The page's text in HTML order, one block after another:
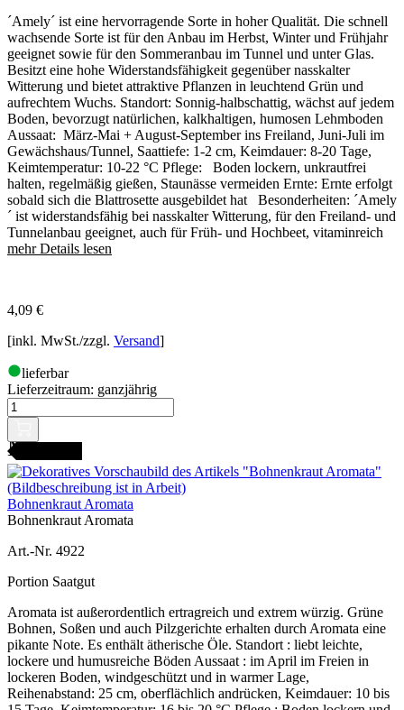
´Amely´ ist eine hervorragende Sorte in hoher Qualität. Die schnell
wachsende Sorte ist für den Anbau im Herbst, Winter und Frühjahr
geeignet sowie für den Sommeranbau im Tunnel und unter Glas.
Besitzt eine hohe Widerstandsfähigkeit gegenüber nasskalter
Witterung und bietet attraktive Pflanzen in leuchtend Grün und
aufrechtem Wuchs. Standort: Sonnig-halbschattig, wächst auf jedem
Boden, bevorzugt natürlichen, kalkhaltigen, humosen Lehmboden
Aussaat: März-Mai + August-September ins Freiland, Juni-Juli im
Gewächshaus/Tunnel, Saattiefe: 1-2 cm, Keimdauer: 8-20 Tage,
Keimtemperatur: 10-22 °C Pflege: Boden lockern, unkrautfrei
halten, regelmäßig gießen, Staunässe vermeiden Ernte: Ernte erfolgt
sobald sich die Blattrosette ausgebildet hat Besonderheiten: ´Amely
´ ist widerstandsfähig bei nasskalter Witterung, für den Freiland- und
Tunnelanbau geeignet, auch für Früh- und Hochbeet, vitaminreich
mehr Details lesen
4,09 €
[inkl. MwSt./zzgl. Versand]
lieferbar
Lieferzeitraum: ganzjährig
Bohnenkraut Aromata
Bohnenkraut Aromata
Art.-Nr. 4922
Portion Saatgut
Aromata ist außerordentlich ertragreich und extrem würzig. Grüne
Bohnen, Soßen und auch Pilzgerichte erhalten durch Aromata eine
pikante Note. Es enthält ätherische Öle. Standort : liebt leichte,
lockere und humusreiche Böden Aussaat : im April im Freien in
lockeren Boden, windgeschützt und in warmer Lage,
Reihenabstand: 25 cm, oberflächlich andrücken, Keimdauer: 10 bis